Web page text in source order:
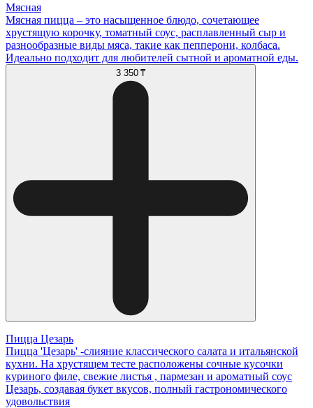
Мясная
Мясная пицца – это насыщенное блюдо, сочетающее
хрустящую корочку, томатный соус, расплавленный сыр и
разнообразные виды мяса, такие как пепперони, колбаса.
Идеально подходит для любителей сытной и ароматной еды.
3 350 ₸
Пицца Цезарь
Пицца 'Цезарь' -слияние классического салата и итальянской
кухни. На хрустящем тесте расположены сочные кусочки
куриного филе, свежие листья , пармезан и ароматный соус
Цезарь, создавая букет вкусов, полный гастрономического
удовольствия